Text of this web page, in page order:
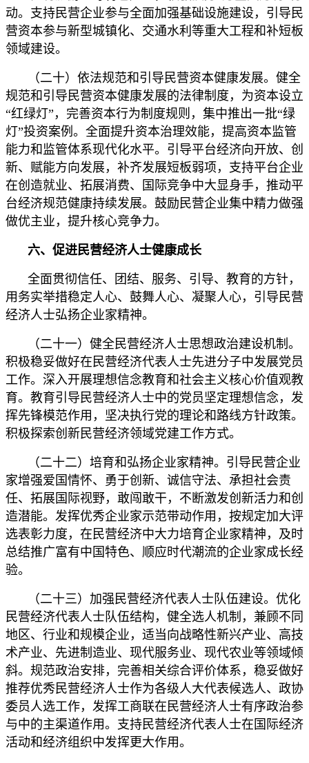
动。支持民营企业参与全面加强基础设施建设，引导民
营资本参与新型城镇化、交通水利等重大工程和补短板
领域建设。
（二十）依法规范和引导民营资本健康发展。健全
规范和引导民营资本健康发展的法律制度，为资本设立
“红绿灯”，完善资本行为制度规则，集中推出一批“绿
灯”投资案例。全面提升资本治理效能，提高资本监管
能力和监管体系现代化水平。引导平台经济向开放、创
新、赋能方向发展，补齐发展短板弱项，支持平台企业
在创造就业、拓展消费、国际竞争中大显身手，推动平
台经济规范健康持续发展。鼓励民营企业集中精力做强
做优主业，提升核心竞争力。
六、促进民营经济人士健康成长
全面贯彻信任、团结、服务、引导、教育的方针，
用务实举措稳定人心、鼓舞人心、凝聚人心，引导民营
经济人士弘扬企业家精神。
（二十一）健全民营经济人士思想政治建设机制。
积极稳妥做好在民营经济代表人士先进分子中发展党员
工作。深入开展理想信念教育和社会主义核心价值观教
育。教育引导民营经济人士中的党员坚定理想信念，发
挥先锋模范作用，坚决执行党的理论和路线方针政策。
积极探索创新民营经济领域党建工作方式。
（二十二）培育和弘扬企业家精神。引导民营企业
家增强爱国情怀、勇于创新、诚信守法、承担社会责
任、拓展国际视野，敢闯敢干，不断激发创新活力和创
造潜能。发挥优秀企业家示范带动作用，按规定加大评
选表彰力度，在民营经济中大力培育企业家精神，及时
总结推广富有中国特色、顺应时代潮流的企业家成长经
验。
（二十三）加强民营经济代表人士队伍建设。优化
民营经济代表人士队伍结构，健全选人机制，兼顾不同
地区、行业和规模企业，适当向战略性新兴产业、高技
术产业、先进制造业、现代服务业、现代农业等领域倾
斜。规范政治安排，完善相关综合评价体系，稳妥做好
推荐优秀民营经济人士作为各级人大代表候选人、政协
委员人选工作，发挥工商联在民营经济人士有序政治参
与中的主渠道作用。支持民营经济代表人士在国际经济
活动和经济组织中发挥更大作用。